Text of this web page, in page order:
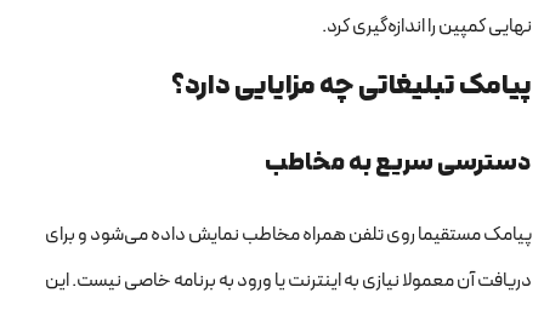
نهایی کمپین را اندازه‌گیری کرد.
پیامک تبلیغاتی چه مزایایی دارد؟
دسترسی سریع به مخاطب
پیامک مستقیما روی تلفن همراه مخاطب نمایش داده می‌شود و برای
دریافت آن معمولا نیازی به اینترنت یا ورود به برنامه خاصی نیست. این